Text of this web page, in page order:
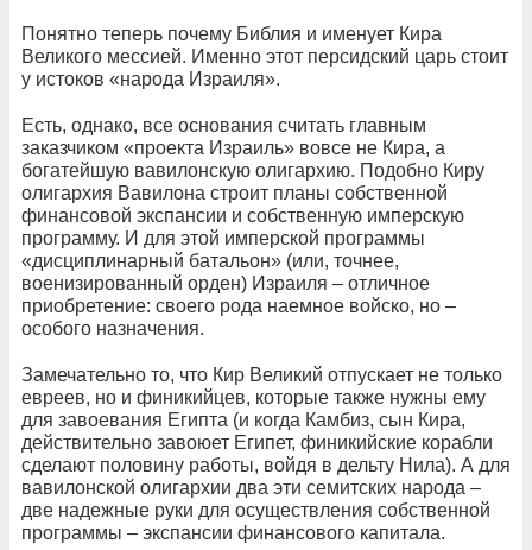
Понятно теперь почему Библия и именует Кира
Великого мессией. Именно этот персидский царь стоит
у истоков «народа Израиля».
Есть, однако, все основания считать главным
заказчиком «проекта Израиль» вовсе не Кира, а
богатейшую вавилонскую олигархию. Подобно Киру
олигархия Вавилона строит планы собственной
финансовой экспансии и собственную имперскую
программу. И для этой имперской программы
«дисциплинарный батальон» (или, точнее,
военизированный орден) Израиля – отличное
приобретение: своего рода наемное войско, но –
особого назначения.
Замечательно то, что Кир Великий отпускает не только
евреев, но и финикийцев, которые также нужны ему
для завоевания Египта (и когда Камбиз, сын Кира,
действительно завоюет Египет, финикийские корабли
сделают половину работы, войдя в дельту Нила). А для
вавилонской олигархии два эти семитских народа –
две надежные руки для осуществления собственной
программы – экспансии финансового капитала.